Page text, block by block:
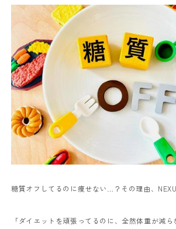
糖質オフしてるのに痩せない…？その理由、
「ダイエットを頑張ってるのに、全然体重が減ら